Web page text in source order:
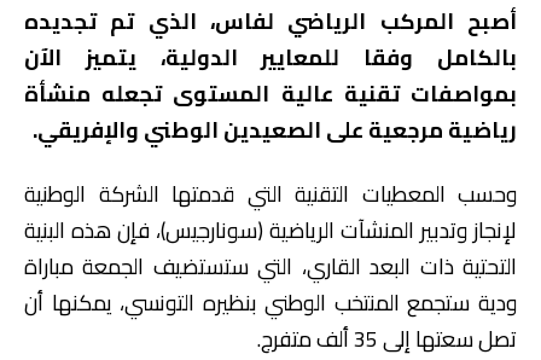
أصبح المركب الرياضي لفاس، الذي تم تجديده
بالكامل وفقا للمعايير الدولية، يتميز الآن
بمواصفات تقنية عالية المستوى تجعله منشأة
رياضية مرجعية على الصعيدين الوطني والإفريقي.
وحسب المعطيات التقنية التي قدمتها الشركة الوطنية
لإنجاز وتدبير المنشآت الرياضية (سونارجيس)، فإن هذه البنية
التحتية ذات البعد القاري، التي ستستضيف الجمعة مباراة
ودية ستجمع المنتخب الوطني بنظيره التونسي، يمكنها أن
تصل سعتها إلى 35 ألف متفرج.